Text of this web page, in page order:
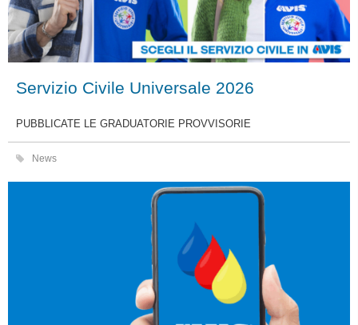
Servizio Civile Universale 2026
PUBBLICATE LE GRADUATORIE PROVVISORIE
News